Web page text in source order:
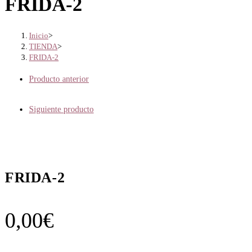
Inicio>
TIENDA>
FRIDA-2
Producto anterior
Siguiente producto
FRIDA-2
0,00€